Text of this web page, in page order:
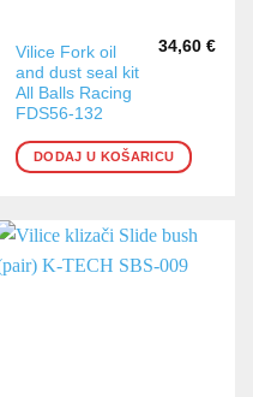
Vilice Fork oil
and dust seal kit
All Balls Racing
FDS56-132
34,60 €
DODAJ U KOŠARICU